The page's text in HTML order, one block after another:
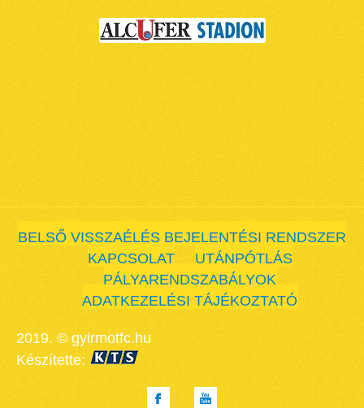
BELSŐ VISSZAÉLÉS BEJELENTÉSI RENDSZER
KAPCSOLAT
UTÁNPÓTLÁS
PÁLYARENDSZABÁLYOK
ADATKEZELÉSI TÁJÉKOZTATÓ
2019. © gyirmotfc.hu
Készítette: